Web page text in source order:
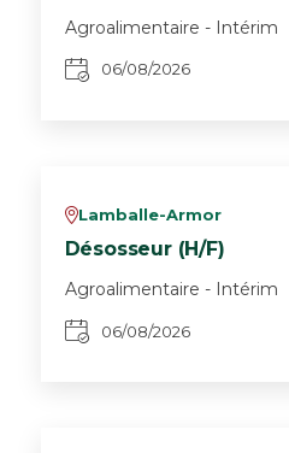
Agroalimentaire - Intérim
06/08/2026
vLamballe-Armor
Désosseur (H/F)
Agroalimentaire - Intérim
06/08/2026